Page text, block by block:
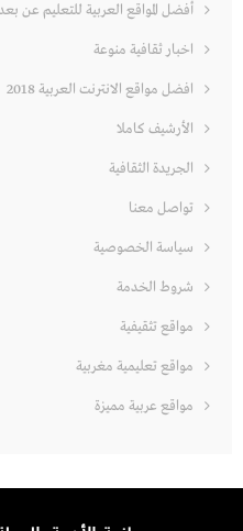
أفضل المواقع العربية للتعليم عن
اخبار ثقافية منوعة
افضل مواقع الانترنت العربية 2018
الأرشيف كاملا
الجريدة الثقافية
تواصل معنا
سياسة الخصوصية
شروط الخدمة
مواقع تثقيفية
مواقع تعليمية مغربية
مواقع عربية مميزة